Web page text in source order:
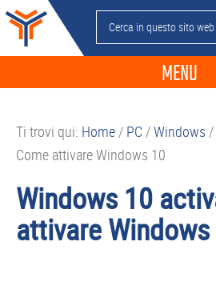
Passa
alla
navigazione
Passa
contenuto
Passa
alla
barra
Passa
piè
Cerca
in
sito
MENU
GUIDE ACQUISTO
SMARTPHONE
TABLET
Ti trovi qui: Home/ PC/Windows /
Come attivare Windows 10
Windows 10
attivare